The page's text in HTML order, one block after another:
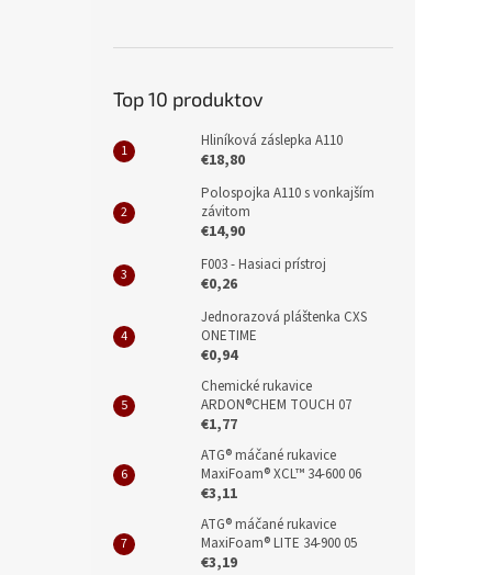
Top 10 produktov
Hliníková záslepka A110
€18,80
Polospojka A110 s vonkajším
závitom
€14,90
F003 - Hasiaci prístroj
€0,26
Jednorazová pláštenka CXS
ONETIME
€0,94
Chemické rukavice
ARDON®CHEM TOUCH 07
€1,77
ATG® máčané rukavice
MaxiFoam® XCL™ 34-600 06
€3,11
ATG® máčané rukavice
MaxiFoam® LITE 34-900 05
€3,19